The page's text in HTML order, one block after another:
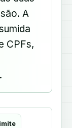
A
CPFs,